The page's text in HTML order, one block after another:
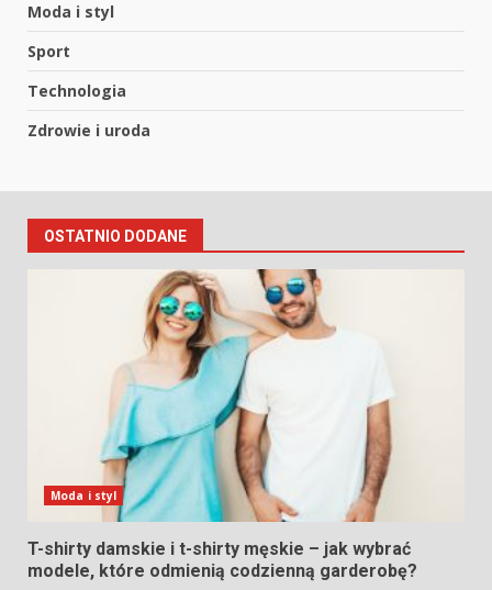
Moda i styl
Sport
Technologia
Zdrowie i uroda
OSTATNIO DODANE
Moda i styl
T-shirty damskie i t-shirty męskie – jak wybrać
modele, które odmienią codzienną garderobę?